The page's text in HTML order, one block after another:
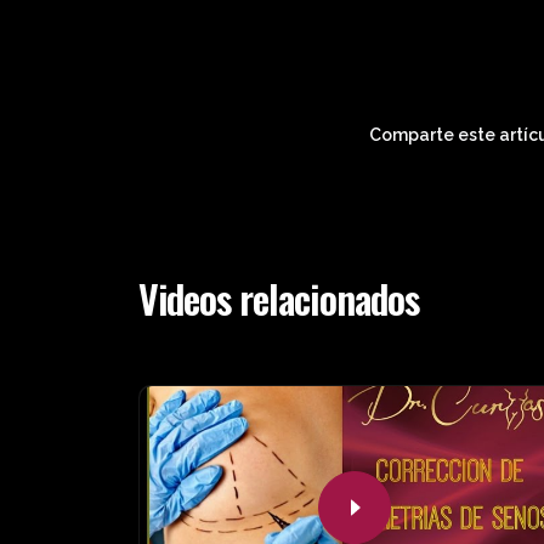
Comparte este
Videos relacionados